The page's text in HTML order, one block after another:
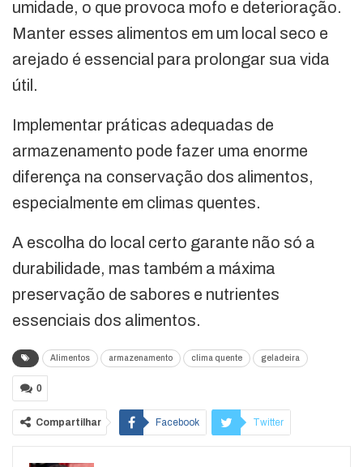
umidade, o que provoca mofo e deterioração.
Manter esses alimentos em um local seco e
arejado é essencial para prolongar sua vida
útil.
Implementar práticas adequadas de
armazenamento pode fazer uma enorme
diferença na conservação dos alimentos,
especialmente em climas quentes.
A escolha do local certo garante não só a
durabilidade, mas também a máxima
preservação de sabores e nutrientes
essenciais dos alimentos.
Alimentos armazenamento clima quente geladeira
0
Compartilhar Facebook Twitter